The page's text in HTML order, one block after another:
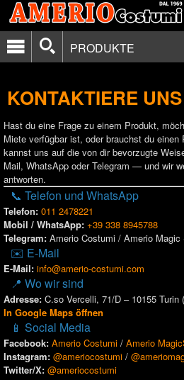
PRODUKTE
KONTAKTIERE UNS
Hast du eine Frage zu einem Produkt,
Miete verfügbar ist, oder brauchst du
kannst uns auf die von dir bevorzugte
Mail, WhatsApp oder Telegram — und wir
antworten.
📞 Telefon und WhatsApp
Telefon: 011 2478221
Mobil / WhatsApp: +39 338 8945788
Telegram: Amerio Costumi / Amerio Magic
✉️ E-Mail
E-Mail: info@amerio-costumi.com
📍 Wo wir sind
Adresse: C.so Vercelli, 71/D – 10155 Turin
In Google Maps öffnen
📱 Social Media
Facebook: Amerio Costumi / Amerio
Instagram: @ameriocostumi /
Twitter/X: @ameriocostumi